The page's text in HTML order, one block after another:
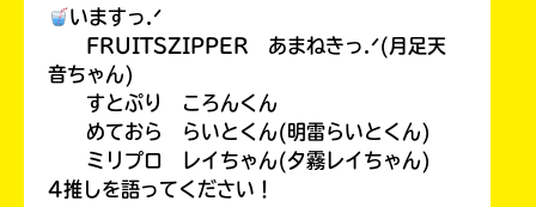
いますっ.ᐟ
FRUITSZIPPER あまねきっ.ᐟ(月足天
音ちゃん)
すとぷり ころんくん
めておら らいとくん(明雷らいとくん)
ミリプロ レイちゃん(夕霧レイちゃん)
4推しを語ってください！